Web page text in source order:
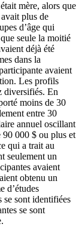
mère, alors que
plus de
d’âge qui
seule la moitié
déjà été
dans la
avaient
Les profils
diversifiés. En
moins de 30
entre 30
annuel oscillant
000 $ ou plus et
qui a trait au
seulement un
avaient
obtenu un
d’études
se sont identifiées
se sont